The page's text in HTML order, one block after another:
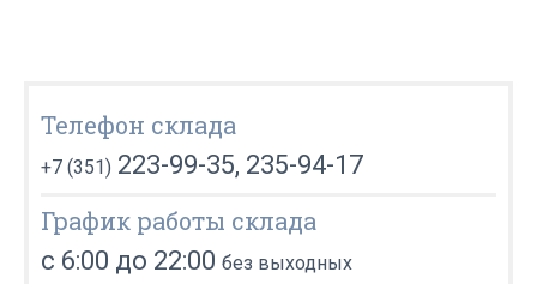
Телефон склада
+7 (351) 223-99-35, 235-94-17
График работы склада
с 6:00 до 22:00 без выходных